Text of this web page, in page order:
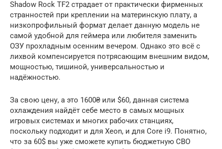
Shadow Rock TF2 страдает от практически фирменных
странностей при креплении на материнскую плату, а
низкопрофильный формат делает данную модель не
самой удобной для геймера или любителя заменить
ОЗУ прохладным осенним вечером. Однако это всё с
лихвой компенсируется потрясающим внешним видом,
мощностью, тишиной, универсальностью и
надёжностью.
За свою цену, а это 1600₴ или $60, данная система
охлаждения найдёт себе место в самых мощных
игровых системах и многих рабочих станциях,
поскольку подходит и для Xeon, и для Core i9. Понятно,
что за 60$ вы уже сможете купить бюджетную СВО